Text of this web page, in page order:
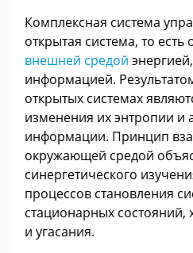
Комплексная система
открытая система, то
внешней средой
информацией.
открытых системах
изменения их энтропии и
информации. Принцип
окружающей средой
синергетического
процессов становления
стационарных состояний,
и угасания.